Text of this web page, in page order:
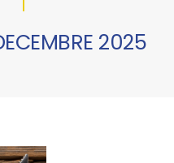
2025